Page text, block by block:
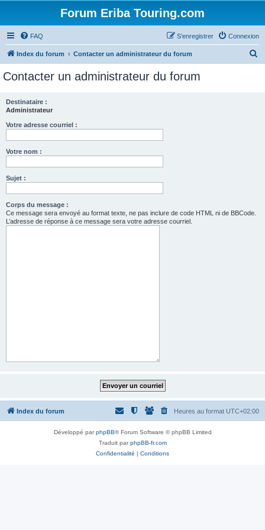
Forum Eriba Touring.com
FAQ Connexion
S’enregistrer
Index du forum Contacter un administrateur du forum
Contacter un administrateur du forum
Destinataire :
Administrateur
Votre adresse courriel :
Votre nom :
Sujet :
Corps du message :
Ce message sera envoyé au format texte, ne pas inclure de code HTML ni de BBCode.
L’adresse de réponse à ce message sera votre adresse courriel.
Index du forum Heures au format UTC+02:00
Développé parphpBB® Forum Software © phpBB Limited
Traduit parphpBB-fr.com
Confidentialité | Conditions